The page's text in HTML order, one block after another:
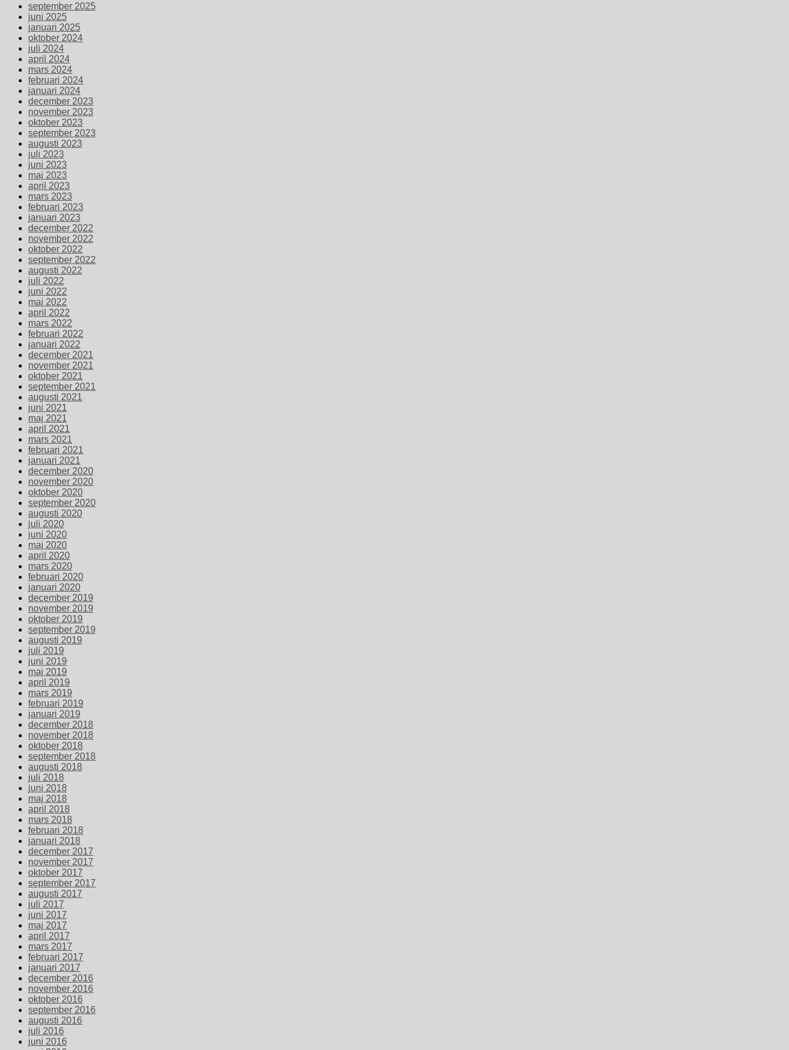
september 2025
juni 2025
januari 2025
oktober 2024
juli 2024
april 2024
mars 2024
februari 2024
januari 2024
december 2023
november 2023
oktober 2023
september 2023
augusti 2023
juli 2023
juni 2023
maj 2023
april 2023
mars 2023
februari 2023
januari 2023
december 2022
november 2022
oktober 2022
september 2022
augusti 2022
juli 2022
juni 2022
maj 2022
april 2022
mars 2022
februari 2022
januari 2022
december 2021
november 2021
oktober 2021
september 2021
augusti 2021
juni 2021
maj 2021
april 2021
mars 2021
februari 2021
januari 2021
december 2020
november 2020
oktober 2020
september 2020
augusti 2020
juli 2020
juni 2020
maj 2020
april 2020
mars 2020
februari 2020
januari 2020
december 2019
november 2019
oktober 2019
september 2019
augusti 2019
juli 2019
juni 2019
maj 2019
april 2019
mars 2019
februari 2019
januari 2019
december 2018
november 2018
oktober 2018
september 2018
augusti 2018
juli 2018
juni 2018
maj 2018
april 2018
mars 2018
februari 2018
januari 2018
december 2017
november 2017
oktober 2017
september 2017
augusti 2017
juli 2017
juni 2017
maj 2017
april 2017
mars 2017
februari 2017
januari 2017
december 2016
november 2016
oktober 2016
september 2016
augusti 2016
juli 2016
juni 2016